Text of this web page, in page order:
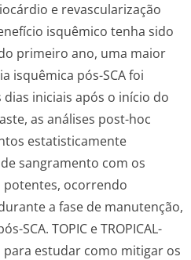
e revascularização
isquêmico tenha sido
primeiro ano, uma maior
isquêmica pós-SCA foi
iniciais após o início do
as análises post-hoc
estatisticamente
sangramento com os
potentes, ocorrendo
a fase de manutenção,
SCA. TOPIC e TROPICAL-
para estudar como mitigar os